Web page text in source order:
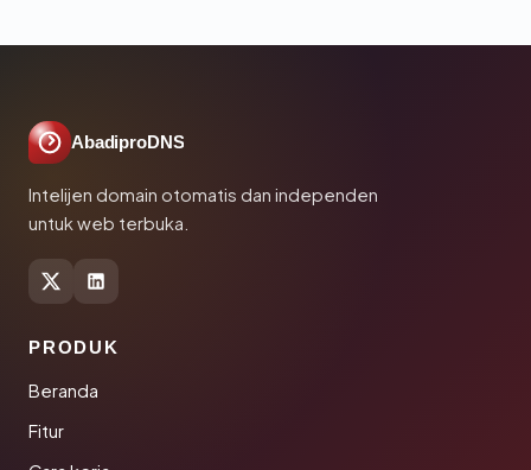
AbadiproDNS
Intelijen domain otomatis dan independen
untuk web terbuka.
PRODUK
Beranda
Fitur